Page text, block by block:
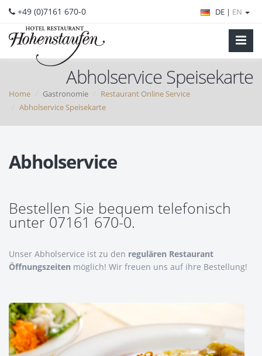
+49 (0)7161 670-0 DE | EN
Abholservice Speisekarte
Home Gastronomie
Restaurant Online Service
Abholservice Speisekarte
Abholservice
Bestellen Sie bequem telefonisch
unter 07161 670-0.
Unser Abholservice ist zu den regulären Restaurant
Öffnungszeiten möglich! Wir freuen uns auf ihre Bestellung!